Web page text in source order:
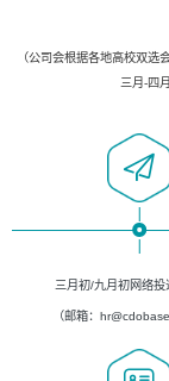
（公司会根据各地高校双选
三月-四
三月初/九月初网络投
（邮箱：